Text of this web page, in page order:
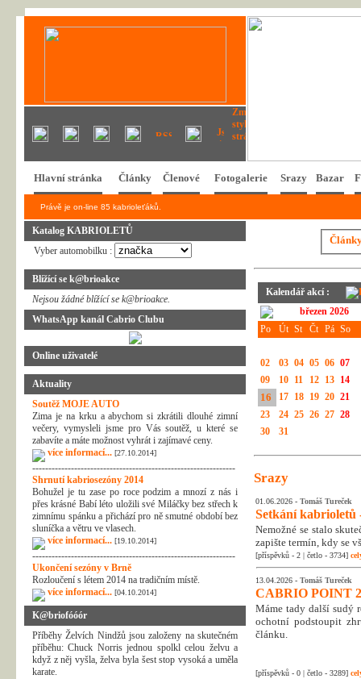
Hlavní stránka Články Členové Fotogalerie Srazy Bazar
Právě je on-line 85 kabrioleťáků.
Katalog KABRIOLETŮ
Vyber automobilku :
Blížící se k@brioakce
Nejsou žádné blížící se k@brioakce.
WhatsApp kanál Cabrio Clubu
Online uživatelé
Aktuality
Soutěž MOJE AUTO
Zima je na krku a abychom si zkrátili dlouhé zimní
večery, vymysleli jsme pro Vás soutěž, u které se
zabavíte a máte možnost vyhrát i zajímavé ceny.
více informací... [27.10.2014]
---------------------------------------------------------------
Shrnutí kabriosezóny 2014
Bohužel je tu zase po roce podzim a mnozí z nás i
přes krásné Babí léto uložili své Miláčky bez střech k
zimnímu spánku a přichází pro ně smutné období bez
sluníčka a větru ve vlasech.
více informací... [19.10.2014]
---------------------------------------------------------------
Ukončení sezóny v Brně
Rozloučení s létem 2014 na tradičním místě.
více informací... [04.10.2014]
K@briofóóór
Příběhy Želvích Nindžů jsou založeny na skutečném
příběhu: Chuck Norris jednou spolkl celou želvu a
když z něj vyšla, želva byla šest stop vysoká a uměla
karate.
Kalendář akcí :
březen 2026
Po
Út St Čt Pá So
02 03 04 05 06 07
09
10 11 12 13 14
16 17 18 19 20 21
23
24 25 26 27 28
30
31
Srazy
01.06.2026 - Tomáš Tureček
Setkání kabrioletů
Nemožné se stalo
zapište termín, kdy se
[příspěvků - 2 | četlo - 3734]
13.04.2026 - Tomáš Tureček
CABRIO POINT
Máme tady další sudý
ochotní podstoupit
článku.
[příspěvků - 0 | četlo - 3289]